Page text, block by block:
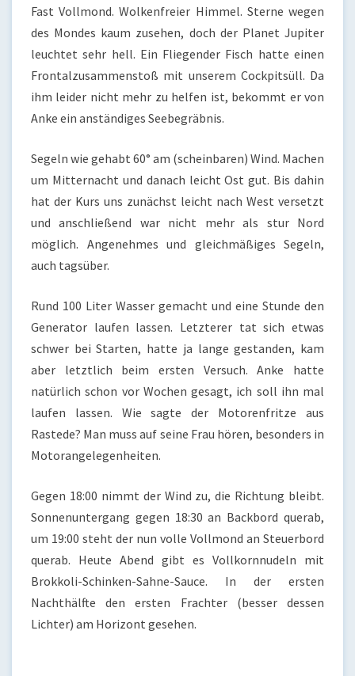
Fast Vollmond. Wolkenfreier Himmel. Sterne wegen
des Mondes kaum zusehen, doch der Planet Jupiter
leuchtet sehr hell. Ein Fliegender Fisch hatte einen
Frontalzusammenstoß mit unserem Cockpitsüll. Da
ihm leider nicht mehr zu helfen ist, bekommt er von
Anke ein anständiges Seebegräbnis.
Segeln wie gehabt 60° am (scheinbaren) Wind. Machen
um Mitternacht und danach leicht Ost gut. Bis dahin
hat der Kurs uns zunächst leicht nach West versetzt
und anschließend war nicht mehr als stur Nord
möglich. Angenehmes und gleichmäßiges Segeln,
auch tagsüber.
Rund 100 Liter Wasser gemacht und eine Stunde den
Generator laufen lassen. Letzterer tat sich etwas
schwer bei Starten, hatte ja lange gestanden, kam
aber letztlich beim ersten Versuch. Anke hatte
natürlich schon vor Wochen gesagt, ich soll ihn mal
laufen lassen. Wie sagte der Motorenfritze aus
Rastede? Man muss auf seine Frau hören, besonders in
Motorangelegenheiten.
Gegen 18:00 nimmt der Wind zu, die Richtung bleibt.
Sonnenuntergang gegen 18:30 an Backbord querab,
um 19:00 steht der nun volle Vollmond an Steuerbord
querab. Heute Abend gibt es Vollkornnudeln mit
Brokkoli-Schinken-Sahne-Sauce. In der ersten
Nachthälfte den ersten Frachter (besser dessen
Lichter) am Horizont gesehen.